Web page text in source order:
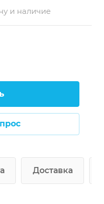
двери-купе,
возможность
ванной
и наличие
Доставка